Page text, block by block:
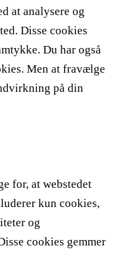
at analysere og
Disse cookies
Du har også
Men at fravælge
på din
for, at webstedet
kun cookies,
og
cookies gemmer